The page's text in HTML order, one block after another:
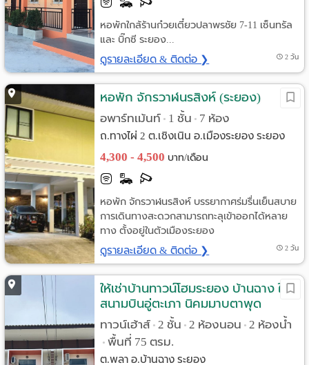
หอพักใกล้ร้านก๋วยเตี๋ยวปลาพรชัย 7-11 เซ็นทรัล
และ บิ๊กซี ระยอง...
ดูรายละเอียด & ติดต่อ ❯ 2 วัน
หอพัก จักรวาฬนรสิงห์ (ระยอง)
อพาร์ทเม้นท์ • 1 ชั้น • 7 ห้อง
ถ.ทางไผ่ 2 ต.เชิงเนิน อ.เมืองระยอง ระยอง
4,300 - 4,500 บาท/เดือน
หอพัก จักรวาฬนรสิงห์ บรรยากาศร่มรื่นเย็นสบาย
การเดินทางสะดวกสามารถทะลุเข้าออกได้หลาย
ทาง ตั้งอยู่ในตัวเมืองระยอง
ดูรายละเอียด & ติดต่อ ❯ 2 วัน
ให้เช่าบ้านทาวน์โฮมระยอง บ้านฉาง ใกล้
สนามบินอู่ตะเภา นิคมมาบตาพุด
ทาวน์เฮ้าส์ • 2 ชั้น • 2 ห้องนอน • 2 ห้องน้ำ
• พื้นที่ 75 ตรม.
ต.พลา อ.บ้านฉาง ระยอง